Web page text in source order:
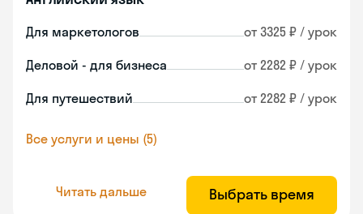
Для маркетологов от 3325 ₽ / урок
Деловой - для бизнеса от 2282 ₽ / урок
Для путешествий от 2282 ₽ / урок
Все услуги и цены (5)
Читать дальше Выбрать время